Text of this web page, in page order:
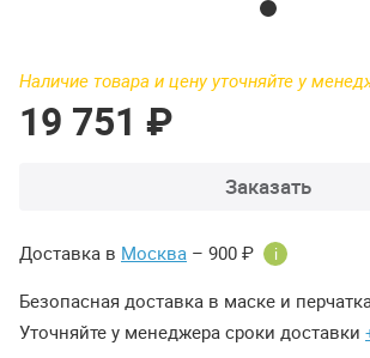
Наличие товара и цену уточняйте у
19 751 ₽
Заказать
Доставка в Москва – 900 ₽ i
Безопасная доставка в маске и
Уточняйте у менеджера сроки доставки